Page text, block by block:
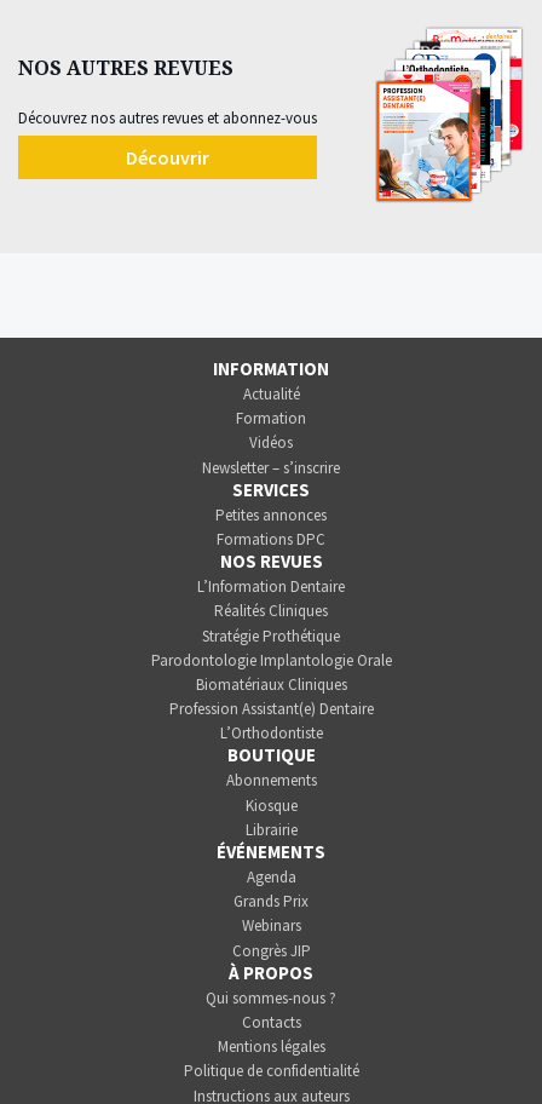
NOS AUTRES REVUES
Découvrez nos autres revues et abonnez-vous
Découvrir
INFORMATION
Actualité
Formation
Vidéos
Newsletter – s’inscrire
SERVICES
Petites annonces
Formations DPC
NOS REVUES
L’Information Dentaire
Réalités Cliniques
Stratégie Prothétique
Parodontologie Implantologie Orale
Biomatériaux Cliniques
Profession Assistant(e) Dentaire
L’Orthodontiste
BOUTIQUE
Abonnements
Kiosque
Librairie
ÉVÉNEMENTS
Agenda
Grands Prix
Webinars
Congrès JIP
À PROPOS
Qui sommes-nous ?
Contacts
Mentions légales
Politique de confidentialité
Instructions aux auteurs